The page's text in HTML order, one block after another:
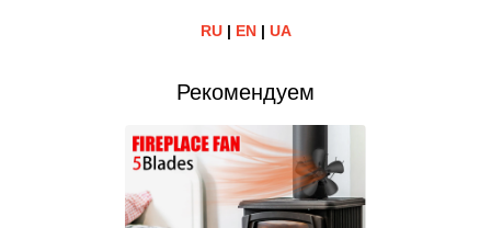
RU| EN| UA
Рекомендуем